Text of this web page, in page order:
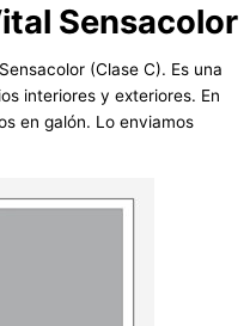
Sensacolor
(Clase C). Es una
interiores y exteriores. En
en galón. Lo enviamos